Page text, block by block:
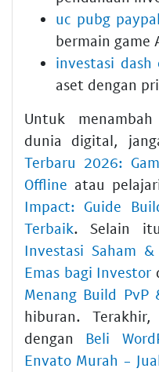
uc pubg paypal
bermain game
investasi dash
aset dengan
Untuk
dunia digital,
Terbaru 2026:
Offline atau
Impact: Guide
Terbaik. Selain
Investasi Saham &
Emas bagi Investor
Menang Build PvP
hiburan.
dengan Beli
Envato Murah -